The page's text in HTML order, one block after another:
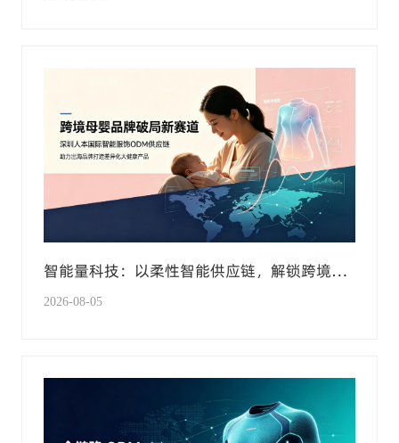
智能量科技：以柔性智能供应链，解锁跨境母
婴大健康新赛道
2026-08-05